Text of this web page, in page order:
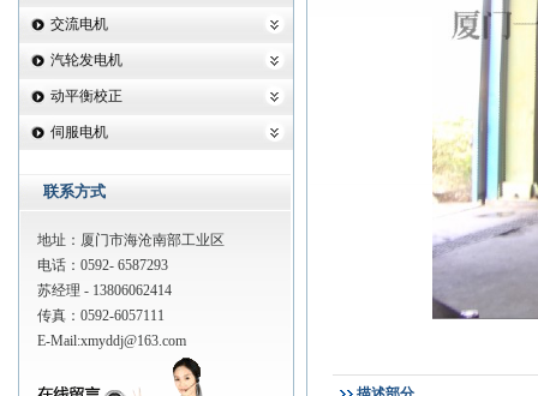
交流电机
汽轮发电机
动平衡校正
伺服电机
联系方式
地址：厦门市海沧南部工业区
电话：0592- 6587293
苏经理 - 13806062414
传真：0592-6057111
E-Mail:xmyddj@163.com